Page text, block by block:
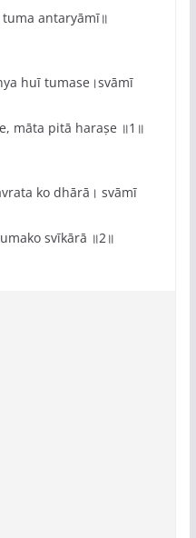
antaryāmī॥
huī tumase।svāmī
māta pitā haraṣe ॥1॥
ko dhārā। svāmī
svīkārā ॥2॥